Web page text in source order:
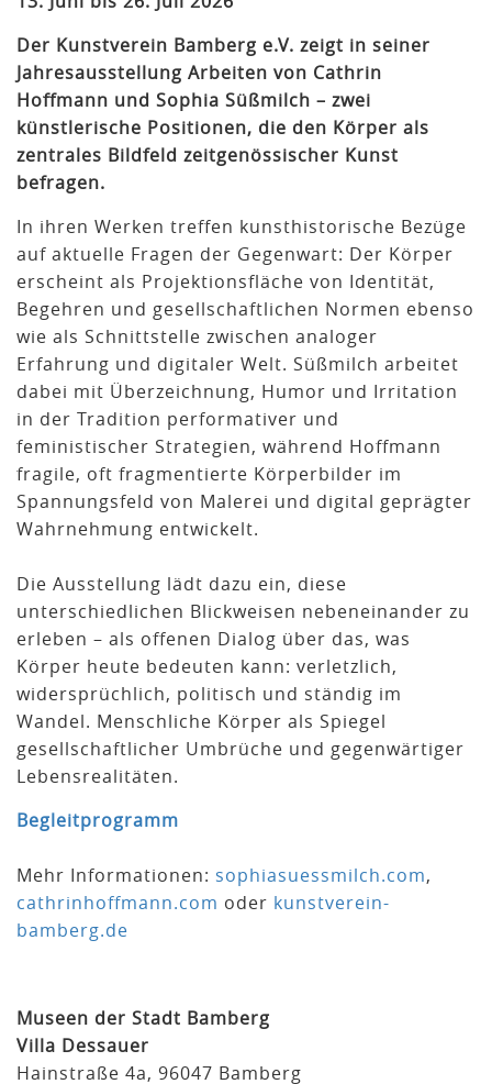
Der Kunstverein Bamberg e.V. zeigt in seiner
Jahresausstellung Arbeiten von Cathrin
Hoffmann und Sophia Süßmilch – zwei
künstlerische Positionen, die den Körper als
zentrales Bildfeld zeitgenössischer Kunst
befragen.
In ihren Werken treffen kunsthistorische Bezüge
auf aktuelle Fragen der Gegenwart: Der Körper
erscheint als Projektionsfläche von Identität,
Begehren und gesellschaftlichen Normen ebenso
wie als Schnittstelle zwischen analoger
Erfahrung und digitaler Welt. Süßmilch arbeitet
dabei mit Überzeichnung, Humor und Irritation
in der Tradition performativer und
feministischer Strategien, während Hoffmann
fragile, oft fragmentierte Körperbilder im
Spannungsfeld von Malerei und digital geprägter
Wahrnehmung entwickelt.
Die Ausstellung lädt dazu ein, diese
unterschiedlichen Blickweisen nebeneinander zu
erleben – als offenen Dialog über das, was
Körper heute bedeuten kann: verletzlich,
widersprüchlich, politisch und ständig im
Wandel. Menschliche Körper als Spiegel
gesellschaftlicher Umbrüche und gegenwärtiger
Lebensrealitäten.
Begleitprogramm
Mehr Informationen: sophiasuessmilch.com,
cathrinhoffmann.com oder kunstverein-
bamberg.de
Museen der Stadt Bamberg
Villa Dessauer
Hainstraße 4a, 96047 Bamberg